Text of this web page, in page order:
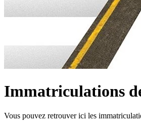
Immatriculations
Vous pouvez retrouver ici les